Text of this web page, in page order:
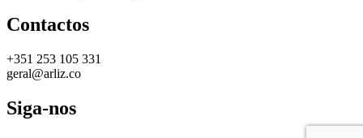
Contactos
+351 253 105 331
geral@arliz.co
Siga-nos